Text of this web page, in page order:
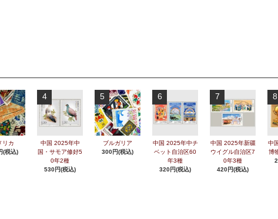
リカ
(税込)
4
中国 2025年中
国・サモア修好5
0年2種
530円(税込)
5
ブルガリア
300円(税込)
6
中国 2025年中チ
ベット自治区60
年3種
320円(税込)
7
中国 2025年新疆
ウイグル自治区7
0年3種
420円(税込)
8
中
博